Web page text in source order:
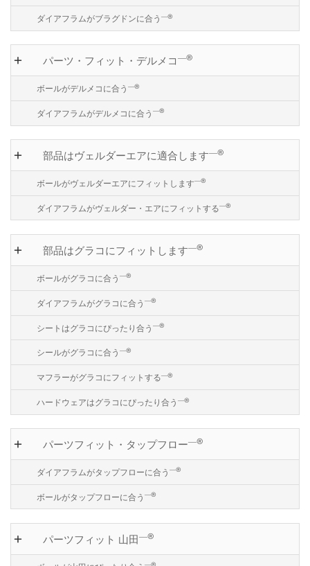
ダイアフラムがブラグドンに合う ―®
パーツ・フィット・デルメコ―®
ボールがデルメコに合う ―®
ダイアフラムがデルメコに合う ―®
部品はヴェルダーエアに適合します―®
ボールがヴェルダーエアにフィットします―®
ダイアフラムがヴェルダー・エアにフィットする―®
部品はグラコにフィットします―®
ボールがグラコに合う ―®
ダイアフラムがグラコに合う ―®
シートはグラコにぴったり合う ―®
シールがグラコに合う ―®
マフラーがグラコにフィットする―®
ハードウェアはグラコにぴったり合う ―®
パーツフィット・タップフロー―®
ダイアフラムがタップフローに合う ―®
ボールがタップフローに合う ―®
パーツフィット 山田―®
―®